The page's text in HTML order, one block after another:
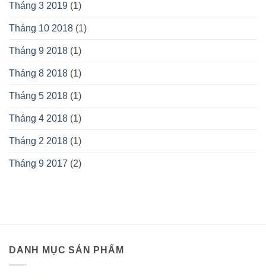
Tháng 3 2019 (1)
Tháng 10 2018 (1)
Tháng 9 2018 (1)
Tháng 8 2018 (1)
Tháng 5 2018 (1)
Tháng 4 2018 (1)
Tháng 2 2018 (1)
Tháng 9 2017 (2)
DANH MỤC SẢN PHẨM